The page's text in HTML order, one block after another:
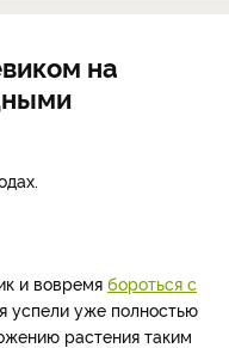
на
и вовремя бороться с
успели уже полностью
растения таким